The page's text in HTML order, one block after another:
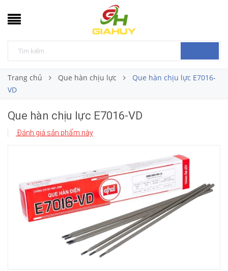
Trang chủ Que hàn chịu lực
Que hàn chịu lực E7016-
VD
Que hàn chịu lực E7016-VD
Đánh giá sản phẩm này